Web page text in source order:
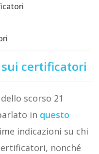
certificatori
scorso 21
in questo
indicazioni su chi
nonché